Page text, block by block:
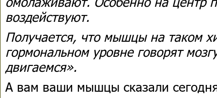
воздействуют.
Получается, что мышцы на таком
гормональном уровне говорят
двигаемся».
А вам ваши мышцы сказали